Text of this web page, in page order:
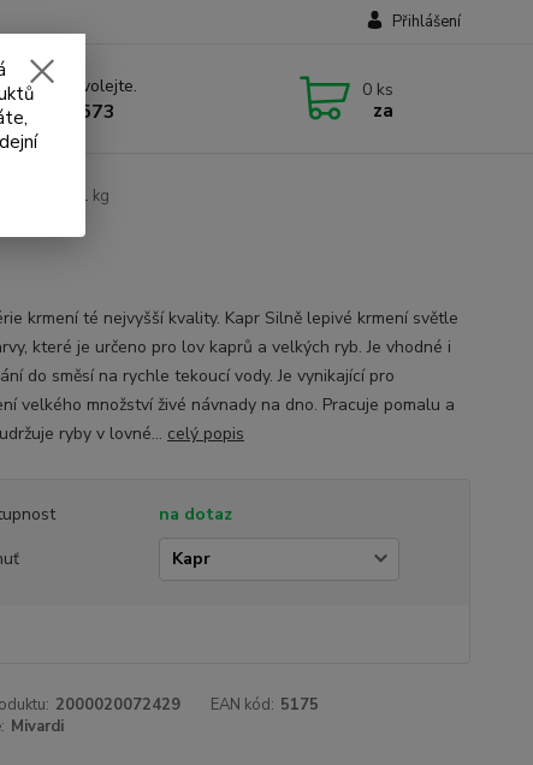
Přihlášení
rady? Zavolejte.
707 573
0 ks
za
Mivardi - 1 kg
krmení té nejvyšší kvality. Kapr Silně lepivé krmení světle
které je určeno pro lov kaprů a velkých ryb. Je vhodné i
do směsí na rychle tekoucí vody. Je vynikající pro
velkého množství živé návnady na dno. Pracuje pomalu a
ryby v lovné... celý popis
na dotaz
2000020072429 EAN kód: 5175
Mivardi